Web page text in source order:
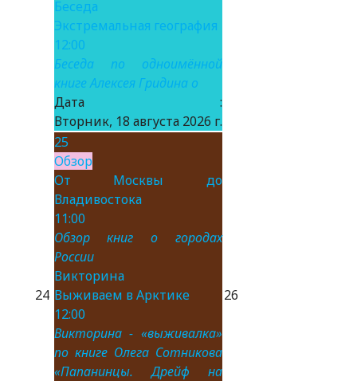
Беседа
Экстремальная география
12:00
Беседа по одноимённой
книге Алексея Гридина о
Дата :
Вторник, 18 августа 2026 г.
24
25
Обзор
От Москвы до
Владивостока
11:00
Обзор книг о городах
России
Викторина
Выживаем в Арктике
12:00
Викторина - «выживалка»
по книге Олега Сотникова
«Папанинцы. Дрейф на
26